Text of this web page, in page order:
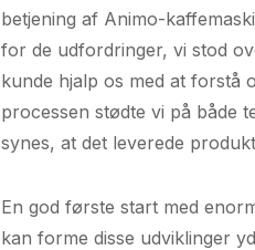
betjening af Animo-
for de udfordringer, vi stod
kunde hjalp os med at forstå
processen stødte vi på både
synes, at det leverede
En god første start med
kan forme disse udviklinger